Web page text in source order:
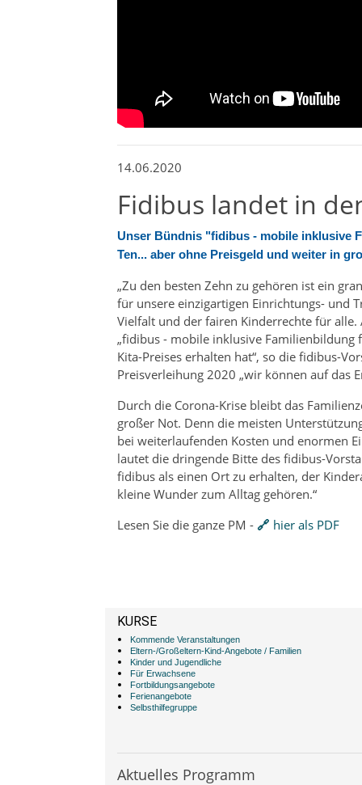
14.06.2020
Fidibus landet in
Unser Bündnis "fidibus - mobile inklusive
Ten... aber ohne Preisgeld und weiter in
„Zu den besten Zehn zu gehören ist ein
für unsere einzigartigen Einrichtungs- und
Vielfalt und der fairen Kinderrechte für
„fidibus - mobile inklusive Familienbildung
Kita-Preises erhalten hat“, so die fidibus-
Preisverleihung 2020 „wir können auf das
Durch die Corona-Krise bleibt das
großer Not. Denn die meisten
bei weiterlaufenden Kosten und enormen
lautet die dringende Bitte des fidibus-
fidibus als einen Ort zu erhalten, der
kleine Wunder zum Alltag gehören.“
Lesen Sie die ganze PM -
hier als PDF
KURSE
Kommende Veranstaltungen
Eltern-/Großeltern-Kind-Angebote / Familien
Kinder und Jugendliche
Für Erwachsene
Fortbildungsangebote
Ferienangebote
Selbsthilfegruppe
Aktuelles Programm